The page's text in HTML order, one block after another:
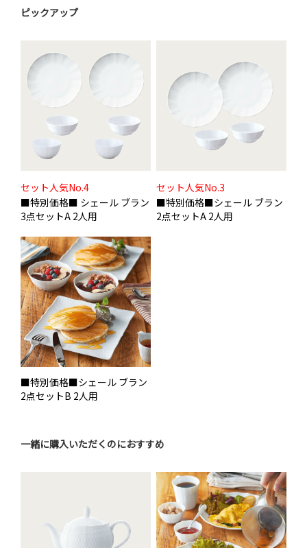
ピックアップ
セット人気No.4
■特別価格■ シェール ブラン
3点セットA 2人用
セット人気No.3
■特別価格■シェール ブラン
2点セットA 2人用
■特別価格■シェール ブラン
2点セットB 2人用
一緒に購入いただくのにおすすめ